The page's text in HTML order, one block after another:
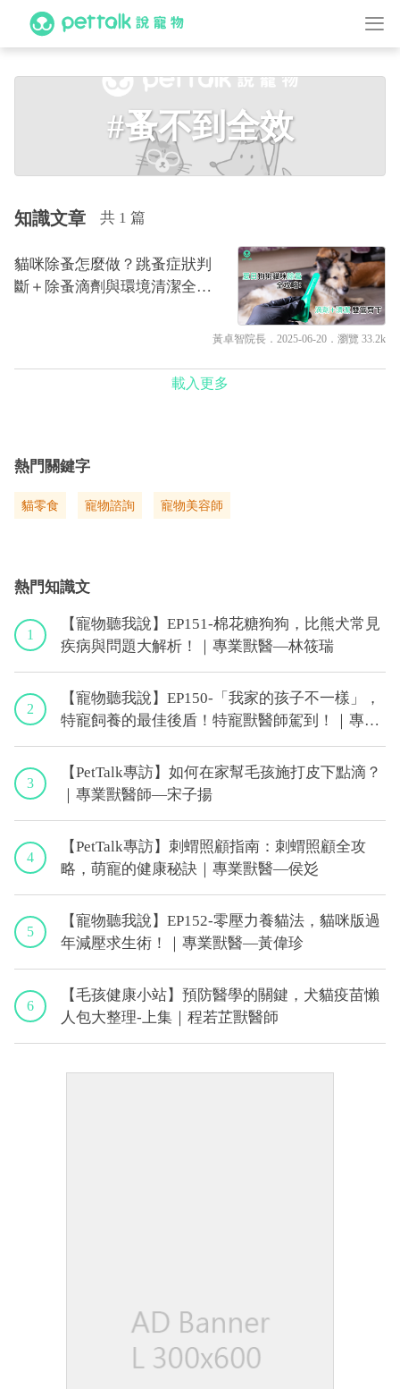
#蚤不到全效
知識文章 共 1 篇
貓咪除蚤怎麼做？跳蚤症狀判
斷＋除蚤滴劑與環境清潔全攻
黃卓智院長 ．2025-06-20． 瀏覽 33.2k
載入更多
熱門關鍵字
貓零食 寵物諮詢 寵物美容師
熱門知識文
1
【寵物聽我說】EP151-棉花糖狗狗，比熊犬常見
疾病與問題大解析！｜專業獸醫—林筱瑞
2
【寵物聽我說】EP150-「我家的孩子不一樣」，
特寵飼養的最佳後盾！特寵獸醫師駕到！｜專業
獸醫—侯彣
3
【PetTalk專訪】如何在家幫毛孩施打皮下點滴？
｜專業獸醫師—宋子揚
4
【PetTalk專訪】刺蝟照顧指南：刺蝟照顧全攻
略，萌寵的健康秘訣｜專業獸醫—侯彣
5
【寵物聽我說】EP152-零壓力養貓法，貓咪版過
年減壓求生術！｜專業獸醫—黃偉珍
6
【毛孩健康小站】預防醫學的關鍵，犬貓疫苗懶
人包大整理-上集｜程若芷獸醫師